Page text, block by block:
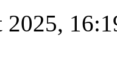
2025,